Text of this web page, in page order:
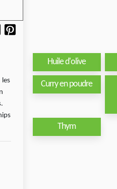
les
Huile d'olive
Curry en poudre
Thym